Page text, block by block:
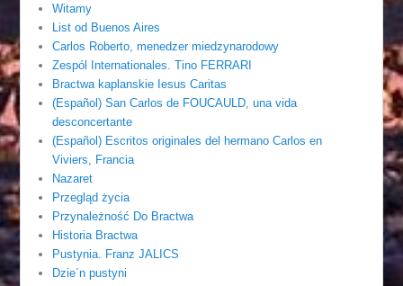
Witamy
List od Buenos Aires
Carlos Roberto, menedzer miedzynarodowy
Zespól Internationales. Tino FERRARI
Bractwa kaplanskie Iesus Caritas
(Español) San Carlos de FOUCAULD, una vida
desconcertante
(Español) Escritos originales del hermano Carlos en
Viviers, Francia
Nazaret
Przegląd życia
Przynależność Do Bractwa
Historia Bractwa
Pustynia. Franz JALICS
Dzie´n pustyni